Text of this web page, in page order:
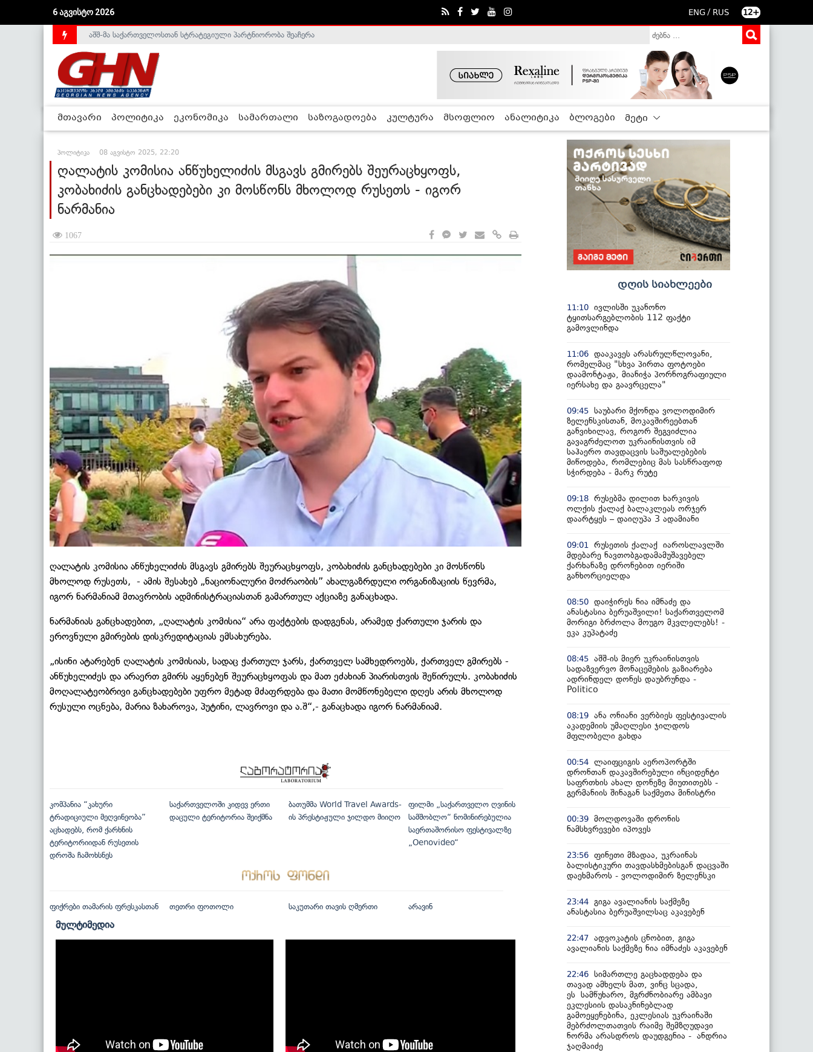
6 აგვისტო 2026 ENG / RUS 12+
საქართველოს დე-ფაქტო მთავრობა არალეგიტიმურია - ჰელსინკის კომისია
აშშ-მა საქართველოსთან სტრატეგიული პარტნიორობა შეაჩერა
მთავარი პოლიტიკა ეკონომიკა სამართალი საზოგადოება კულტურა მსოფლიო ანალიტიკა ბლოგები მეტი
პოლიტიკა 08 აგვისტო 2025, 22:20
ღალატის კომისია ანწუხელიძის მსგავს გმირებს შეურაცხყოფს,
კობახიძის განცხადებები კი მოსწონს მხოლოდ რუსეთს - იგორ
ნარმანია
1067
ღალატის კომისია ანწუხელიძის მსგავს გმირებს შეურაცხყოფს, კობახიძის განცხადებები კი მოსწონს
მხოლოდ რუსეთს, - ამის შესახებ „ნაციონალური მოძრაობის” ახალგაზრდული ორგანიზაციის წევრმა,
იგორ ნარმანიამ მთავრობის ადმინისტრაციასთან გამართულ აქციაზე განაცხადა.
ნარმანიას განცხადებით, „ღალატის კომისია“ არა ფაქტების დადგენას, არამედ ქართული ჯარის და
ეროვნული გმირების დისკრედიტაციას ემსახურება.
„ისინი ატარებენ ღალატის კომისიას, სადაც ქართულ ჯარს, ქართველ სამხედროებს, ქართველ გმირებს -
ანწუხელიძეს და არაერთ გმირს აყენებენ შეურაცხყოფას და მათ ეძახიან პიარისთვის შეწირულს. კობახიძის
მოღალატეობრივი განცხადებები უფრო მეტად მძაფრდება და მათი მომწონებელი დღეს არის მხოლოდ
რუსული ოცნება, მარია ზახაროვა, პუტინი, ლავროვი და ა.შ“,- განაცხადა იგორ ნარმანიამ.
კომპანია “კახური
ტრადიციული მეღვინეობა”
აცხადებს, რომ ქარხნის
ტერიტორიიდან რუსეთის
დროშა ჩამოხსნეს
საქართველოში კიდევ ერთი
დაცული ტერიტორია შეიქმნა
ბათუმმა World Travel Awards-
ის პრესტიჟული ჯილდო მიიღო
ფილმი „საქართველო ღვინის
სამშობლო“ ნომინირებულია
საერთაშორისო ფესტივალზე
„Oenovideo“
ფიქრები თამარის ფრესკასთან თეთრი ფოთოლი საკუთარი თავის ღმერთი არავინ
მულტიმედია
დღის სიახლეები
11:10 ივლისში უკანონო
ტყითსარგებლობის 112 ფაქტი
გამოვლინდა
11:06 დააკავეს არასრულწლოვანი,
რომელმაც "სხვა პირთა ფოტოები
დაამონტაჟა, მიანიჭა პორნოგრაფიული
იერსახე და გაავრცელა"
09:45 საუბარი მქონდა ვოლოდიმირ
ზელენსკისთან, მოკავშირეებთან
განვიხილავ, როგორ შეგვიძლია
გავაგრძელოთ უკრაინისთვის იმ
საჰაერო თავდაცვის საშუალებების
მიწოდება, რომლებიც მას სასწრაფოდ
სჭირდება - მარკ რუტე
09:18 რუსებმა დილით ხარკივის
ოლქის ქალაქ ბალაკლეას ორჯერ
დაარტყეს – დაიღუპა 3 ადამიანი
09:01
რუსეთის ქალაქ იაროსლავლში
მდებარე ნავთობგადამამუშავებელ
ქარხანაზე დრონებით იერიში
განხორციელდა
08:50 დაიჭირეს ნია იმნაძე და
ანასტასია ბერუაშვილი! საქართველომ
მორიგი ბრძოლა მოუგო მკვლელებს! -
ეკა კუპატაძე
08:45 აშშ-ის მიერ უკრაინისთვის
სადაზვერვო მონაცემების გაზიარება
ადრინდელ დონეს დაუბრუნდა -
Politico
08:19 ანა ონიანი ვერბიეს ფესტივალის
აკადემიის უმაღლესი ჯილდოს
მფლობელი გახდა
00:54 ლაიფციგის აეროპორტში
დრონთან დაკავშირებული ინციდენტი
საფრთხის ახალ დონეზე მიუთითებს -
გერმანიის შინაგან საქმეთა მინისტრი
00:39 მოლდოვაში დრონის
ნამსხვრევები იპოვეს
23:56 ფინეთი მზადაა, უკრაინას
ბალისტიკური თავდასხმებისგან დაცვაში
დაეხმაროს - ვოლოდიმირ ზელენსკი
23:44 გიგა ავალიანის საქმეზე
ანასტასია ბერუაშვილსაც აკავებენ
22:47 ადვოკატის ცნობით, გიგა
ავალიანის საქმეზე ნია იმნაძეს აკავებენ
22:46 სიმართლე გაცხადდება და
თავად ამხელს მათ, ვინც სცადა,
ეს სამწუხარო, მგრძნობიარე ამბავი
ეკლესიის დასაკნინებლად
გამოეყენებინა, ეკლესიას უკრაინაში
მებრძოლთათვის რაიმე შემზღუდავი
ნორმა არასდროს დაუდგენია - ანდრია
ჯაღმაიძე